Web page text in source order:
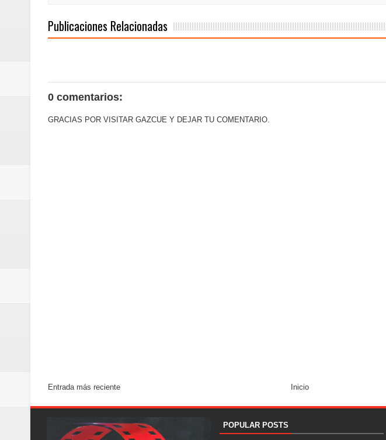
Publicaciones Relacionadas
0 comentarios:
GRACIAS POR VISITAR GAZCUE Y DEJAR TU COMENTARIO.
Entrada más reciente Inicio
POPULAR POSTS